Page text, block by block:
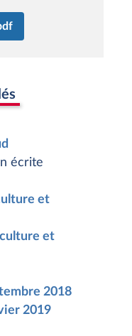
écrite
et
et
2018
2019